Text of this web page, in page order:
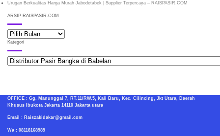
Urugan Berkualitas Harga Murah Jabodetabek | Supplier Terpercaya – RAISPASIR.COM
ARSIP RAISPASIR.COM
ARSIP
RAISPASIR.COM
Kategori
Kategori
OFFICE : Gg. Manunggal 7, RT.11/RW.5, Kali Baru, Kec. Cilincing, Jkt Utara, Daerah
Khusus Ibukota Jakarta 14110 Jakarta utara
Email : Raiszakidakar@gmail.com
Wa : 08118168989